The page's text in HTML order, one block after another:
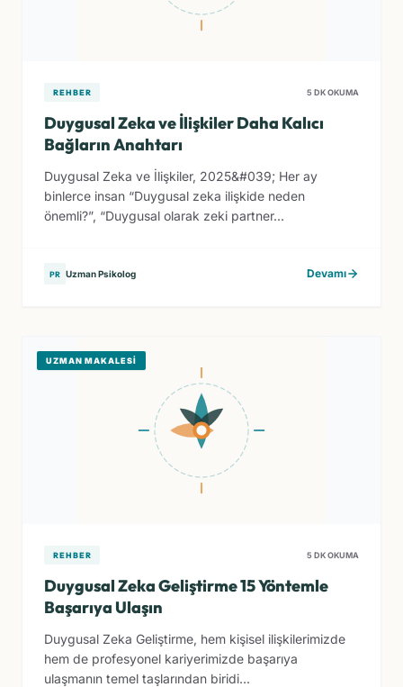
REHBER 5 DK OKUMA
Duygusal Zeka ve İlişkiler Daha Kalıcı
Bağların Anahtarı
Duygusal Zeka ve İlişkiler, 2025&#039; Her ay
binlerce insan “Duygusal zeka ilişkide neden
önemli?”, “Duygusal olarak zeki partner...
PR Uzman Psikolog Devamı
UZMAN MAKALESI
REHBER 5 DK OKUMA
Duygusal Zeka Geliştirme 15 Yöntemle
Başarıya Ulaşın
Duygusal Zeka Geliştirme, hem kişisel ilişkilerimizde
hem de profesyonel kariyerimizde başarıya
ulaşmanın temel taşlarından biridi...